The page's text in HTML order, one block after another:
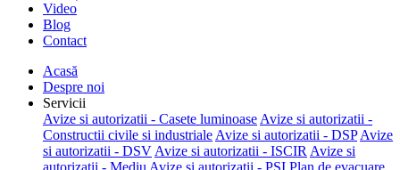
Video
Blog
Contact
Acasă
Despre noi
Servicii
Avize si autorizatii - Casete luminoase Avize si autorizatii -
Constructii civile si industriale Avize si autorizatii - DSP Avize
si autorizatii - DSV Avize si autorizatii - ISCIR Avize si
autorizatii - Mediu Avize si autorizatii - PSI Plan de evacuare